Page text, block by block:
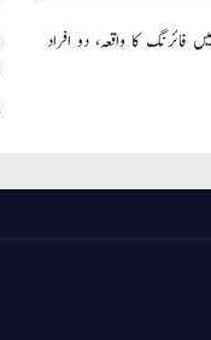
کا واقعہ، دو افراد